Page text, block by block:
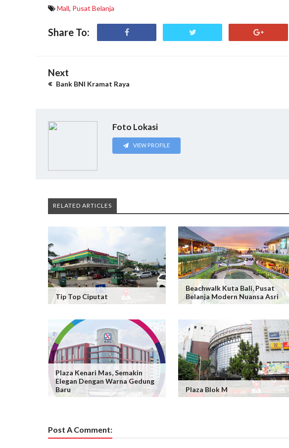
Mall, Pusat Belanja
Share To:
Next
Bank BNI Kramat Raya
Foto Lokasi
VIEW PROFILE
RELATED ARTICLES
Tip Top Ciputat
Beachwalk Kuta Bali, Pusat
Belanja Modern Nuansa Asri
Plaza Kenari Mas, Semakin
Elegan Dengan Warna Gedung
Baru
Plaza Blok M
Post A Comment: